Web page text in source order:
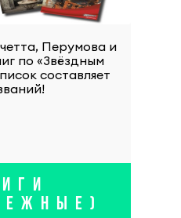
Перумова и
по «Звёздным
составляет